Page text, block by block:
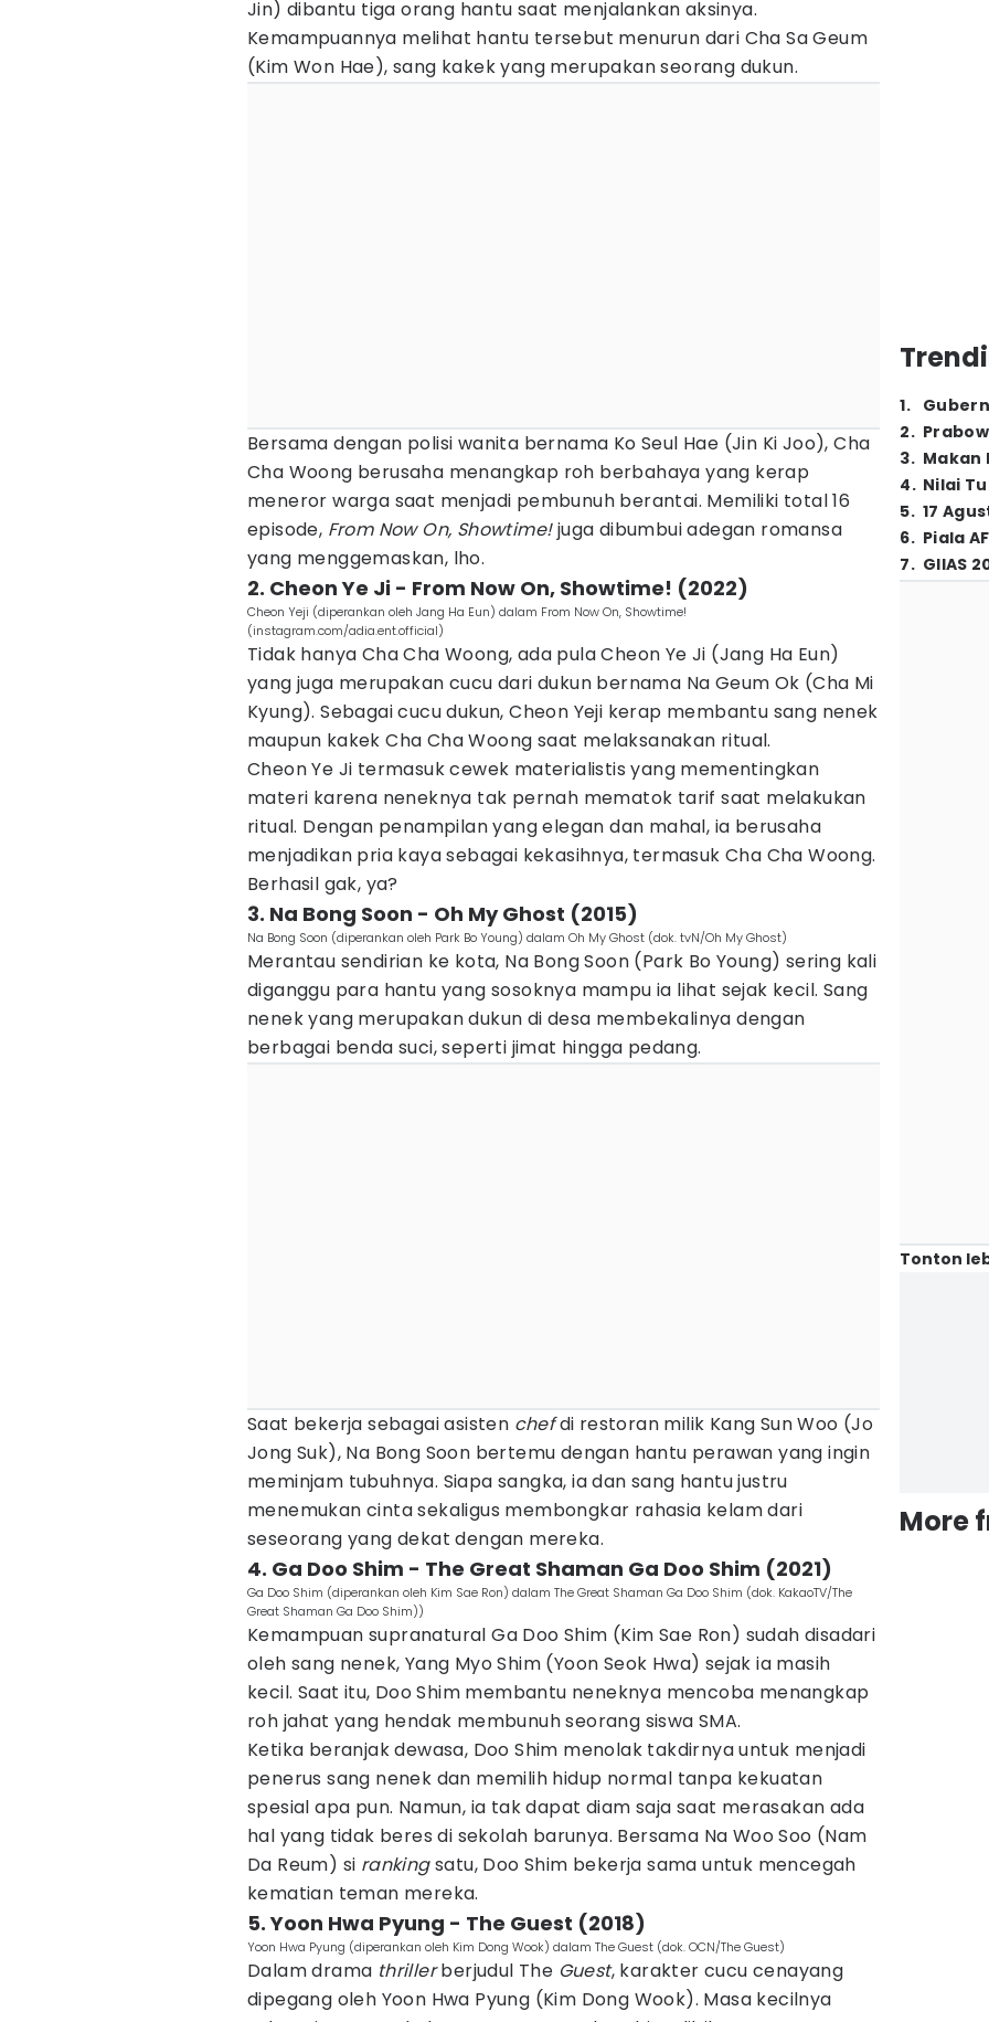
Jin) dibantu tiga orang hantu saat menjalankan aksinya.
Kemampuannya melihat hantu tersebut menurun dari Cha Sa Geum
(Kim Won Hae), sang kakek yang merupakan seorang dukun.
Bersama dengan polisi wanita bernama Ko Seul Hae (Jin Ki Joo), Cha
Cha Woong berusaha menangkap roh berbahaya yang kerap
meneror warga saat menjadi pembunuh berantai. Memiliki total 16
episode, From Now On, Showtime!juga dibumbui adegan romansa
yang menggemaskan, lho.
2. Cheon Ye Ji - From Now On, Showtime! (2022)
Cheon Yeji (diperankan oleh Jang Ha Eun) dalam From Now On, Showtime!
(instagram.com/adia.ent.official)
Tidak hanya Cha Cha Woong, ada pula Cheon Ye Ji (Jang Ha Eun)
yang juga merupakan cucu dari dukun bernama Na Geum Ok (Cha Mi
Kyung). Sebagai cucu dukun, Cheon Yeji kerap membantu sang nenek
maupun kakek Cha Cha Woong saat melaksanakan ritual.
Cheon Ye Ji termasuk cewek materialistis yang mementingkan
materi karena neneknya tak pernah mematok tarif saat melakukan
ritual. Dengan penampilan yang elegan dan mahal, ia berusaha
menjadikan pria kaya sebagai kekasihnya, termasuk Cha Cha Woong.
Berhasil gak, ya?
3. Na Bong Soon - Oh My Ghost (2015)
Na Bong Soon (diperankan oleh Park Bo Young) dalam Oh My Ghost (dok. tvN/Oh My Ghost)
Merantau sendirian ke kota, Na Bong Soon (Park Bo Young) sering kali
diganggu para hantu yang sosoknya mampu ia lihat sejak kecil. Sang
nenek yang merupakan dukun di desa membekalinya dengan
berbagai benda suci, seperti jimat hingga pedang.
Saat bekerja sebagai asisten chefdi restoran milik Kang Sun Woo (Jo
Jong Suk), Na Bong Soon bertemu dengan hantu perawan yang ingin
meminjam tubuhnya. Siapa sangka, ia dan sang hantu justru
menemukan cinta sekaligus membongkar rahasia kelam dari
seseorang yang dekat dengan mereka.
4. Ga Doo Shim - The Great Shaman Ga Doo Shim (2021)
Ga Doo Shim (diperankan oleh Kim Sae Ron) dalam The Great Shaman Ga Doo Shim (dok. KakaoTV/The
Great Shaman Ga Doo Shim))
Kemampuan supranatural Ga Doo Shim (Kim Sae Ron) sudah disadari
oleh sang nenek, Yang Myo Shim (Yoon Seok Hwa) sejak ia masih
kecil. Saat itu, Doo Shim membantu neneknya mencoba menangkap
roh jahat yang hendak membunuh seorang siswa SMA.
Ketika beranjak dewasa, Doo Shim menolak takdirnya untuk menjadi
penerus sang nenek dan memilih hidup normal tanpa kekuatan
spesial apa pun. Namun, ia tak dapat diam saja saat merasakan ada
hal yang tidak beres di sekolah barunya. Bersama Na Woo Soo (Nam
Da Reum) si rankingsatu, Doo Shim bekerja sama untuk mencegah
kematian teman mereka.
5. Yoon Hwa Pyung - The Guest (2018)
Yoon Hwa Pyung (diperankan oleh Kim Dong Wook) dalam The Guest (dok. OCN/The Guest)
Dalam drama thrillerberjudul The Guest, karakter cucu cenayang
dipegang oleh Yoon Hwa Pyung (Kim Dong Wook). Masa kecilnya
1.
2.
3. Makan
4. Nilai
5. 17
6. Piala
7. GIIAS
Tonton
More